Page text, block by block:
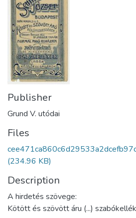
Publisher
Grund V. utódai
Files
(234.96 KB)
Description
A hirdetés szövege:
Kötött és szövött áru (...)